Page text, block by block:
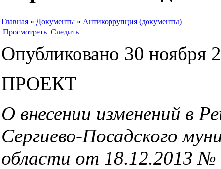
Главная » Документы » Антикоррупция (документы)
Просмотреть Следить
Опубликовано 30 ноября
ПРОЕКТ
О внесении изменений в
Сергиево-Посадского
области от 18.12.2013